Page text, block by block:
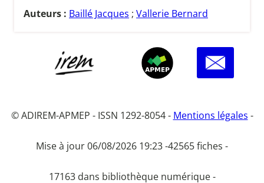
Auteurs : Baillé Jacques ; Vallerie Bernard
© ADIREM-APMEP - ISSN 1292-8054 - Mentions légales -
Mise à jour 06/08/2026 19:23 -42565 fiches -
17163 dans bibliothèque numérique -